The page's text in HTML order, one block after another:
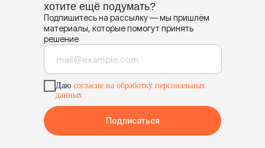
хотите ещё подумать?
Подпишитесь на рассылку — мы пришлём
материалы, которые помогут принять
решение
Даю согласие на обработку персональных
данных
Подписаться